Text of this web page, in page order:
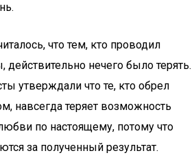
что тем, кто проводил
действительно нечего было терять.
утверждали что те, кто обрел
навсегда теряет возможность
по настоящему, потому что
за полученный результат.